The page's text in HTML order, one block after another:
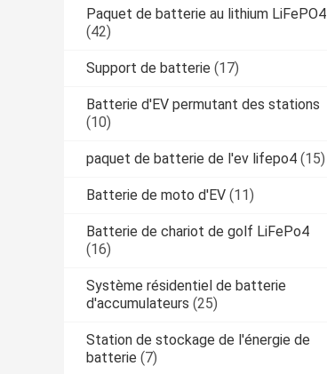
Paquet de batterie au lithium LiFePO4
(42)
Support de batterie (17)
Batterie d'EV permutant des stations
(10)
paquet de batterie de l'ev lifepo4 (15)
Batterie de moto d'EV (11)
Batterie de chariot de golf LiFePo4
(16)
Système résidentiel de batterie
d'accumulateurs (25)
Station de stockage de l'énergie de
batterie (7)